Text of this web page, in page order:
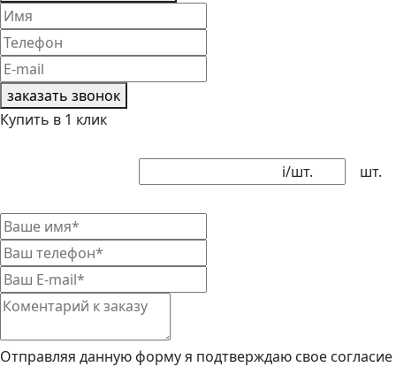
заказать звонок
Купить в 1 клик
шт.
i/шт.
Отправляя данную форму я подтверждаю свое согласие